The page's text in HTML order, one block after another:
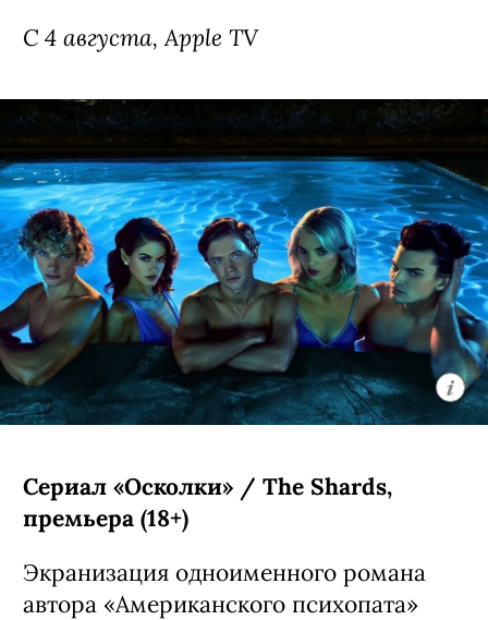
С 4 августа, Apple TV
Сериал «Осколки» / The Shards,
премьера (18+)
Экранизация одноименного романа
автора «Американского психопата»